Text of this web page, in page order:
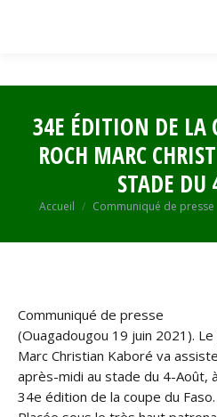
34E ÉDITION DE LA
ROCH MARC
STADE DU
Vous êtes ici :
Accueil Communiqué de presse
Communiqué de presse
(Ouagadougou 19 juin 2021).
Marc Christian Kaboré va
après-midi au stade du 4-Août,
34e édition de la coupe du Faso.